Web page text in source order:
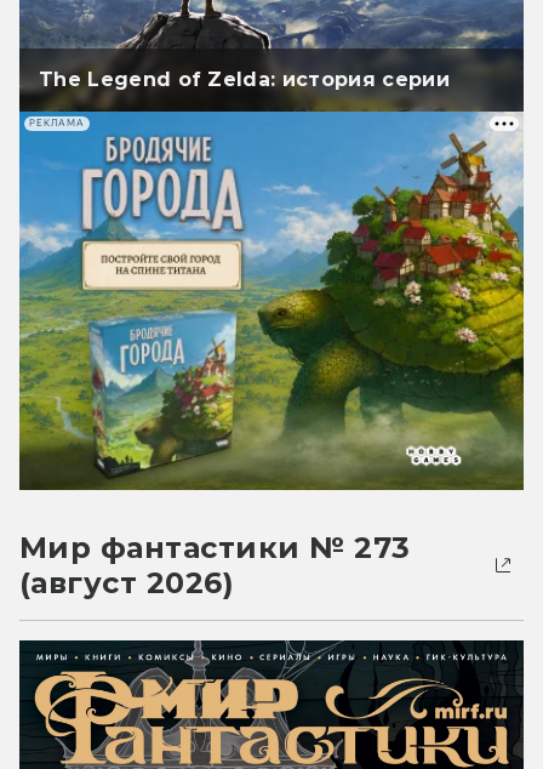
The Legend of Zelda: история серии
РЕКЛАМА
Мир фантастики № 273
(август 2026)